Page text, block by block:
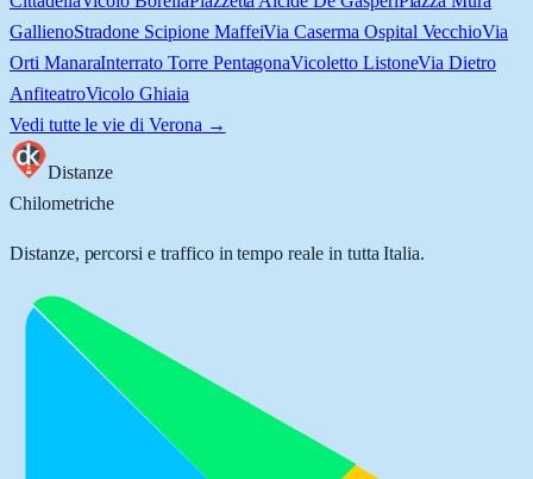
GallienoStradone Scipione MaffeiVia Caserma Ospital VecchioVia
Orti ManaraInterrato Torre PentagonaVicoletto ListoneVia Dietro
AnfiteatroVicolo Ghiaia
Vedi tutte le vie di Verona →
Distanze
Chilometriche
Distanze, percorsi e traffico in tempo reale in tutta Italia.